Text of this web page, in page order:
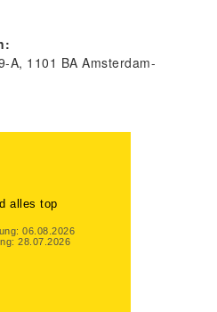
A 1101 BA Amsterdam-
Mail und super
06.08.2026